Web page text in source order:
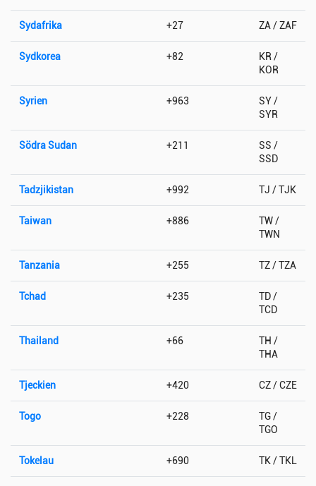
Sydafrika +27 ZA / ZAF
Sydkorea +82
KR /
KOR
Syrien +963
SY /
SYR
Södra Sudan +211
SS /
SSD
Tadzjikistan +992 TJ / TJK
Taiwan +886
TW /
TWN
Tanzania +255 TZ / TZA
Tchad +235
TD /
TCD
Thailand +66
TH /
THA
Tjeckien +420 CZ / CZE
Togo +228
TG /
TGO
Tokelau +690 TK / TKL